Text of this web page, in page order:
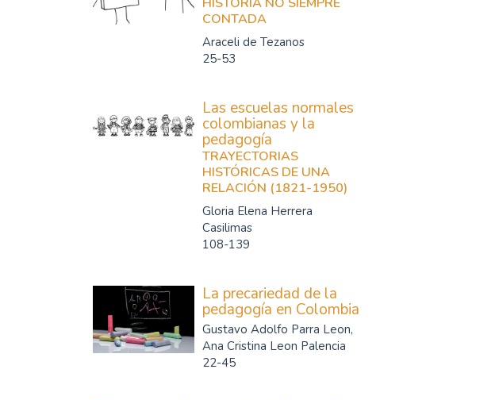
CONTADA
Araceli de Tezanos
25-53
Las escuelas normales
colombianas y la
pedagogía
TRAYECTORIAS
HISTÓRICAS DE UNA
RELACIÓN (1821-1950)
Gloria Elena Herrera
Casilimas
108-139
La precariedad de la
pedagogía en Colombia
Gustavo Adolfo Parra Leon,
Ana Cristina Leon Palencia
22-45